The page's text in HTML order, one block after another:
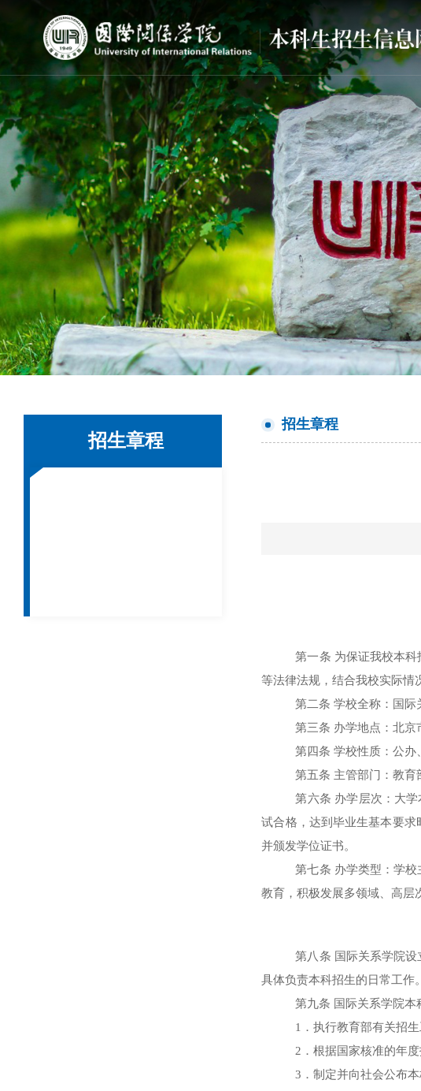
招生章程
招生章程
第一条 为保证我校本
等法律法规，结合我校实际情
第二条 学校全称：国际
第三条 办学地点：北京
第四条 学校性质：公办
第五条 主管部门：教育
第六条 办学层次：大学
试合格，达到毕业生基本要
并颁发学位证书。
第七条 办学类型：学
教育，积极发展多领域、高层
第八条 国际关系学院
具体负责本科招生的日常工作。
第九条 国际关系学院本
1 ．执行教育部有关招
2 ．根据国家核准的年
3 ．制定并向社会公布